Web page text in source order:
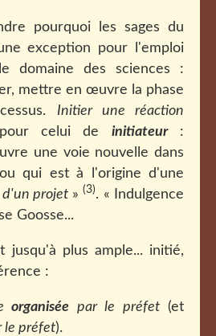
pourquoi les sages du
exception pour l'emploi
domaine des sciences :
mettre en œuvre la phase
Initier une réaction
celui de initiateur:
une voie nouvelle dans
ou qui est à l'origine d'une
projet »(3). « Indulgence
Goosse...
jusqu'à plus ample... initié,
:
organisée par le préfet(et
le préfet).